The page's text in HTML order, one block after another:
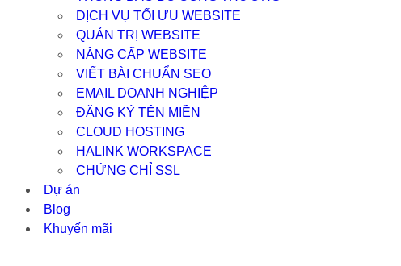
DỊCH VỤ TỐI ƯU WEBSITE
QUẢN TRỊ WEBSITE
NÂNG CẤP WEBSITE
VIẾT BÀI CHUẨN SEO
EMAIL DOANH NGHIỆP
ĐĂNG KÝ TÊN MIỀN
CLOUD HOSTING
HALINK WORKSPACE
CHỨNG CHỈ SSL
Dự án
Blog
Khuyến mãi